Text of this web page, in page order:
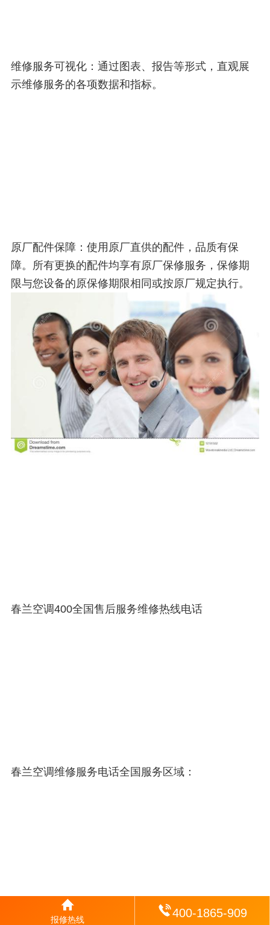
维修服务可视化：通过图表、报告等形式，直观展
示维修服务的各项数据和指标。
原厂配件保障：使用原厂直供的配件，品质有保
障。所有更换的配件均享有原厂保修服务，保修期
限与您设备的原保修期限相同或按原厂规定执行。
春兰空调400全国售后服务维修热线电话
春兰空调维修服务电话全国服务区域：
报修热线 400-1865-909